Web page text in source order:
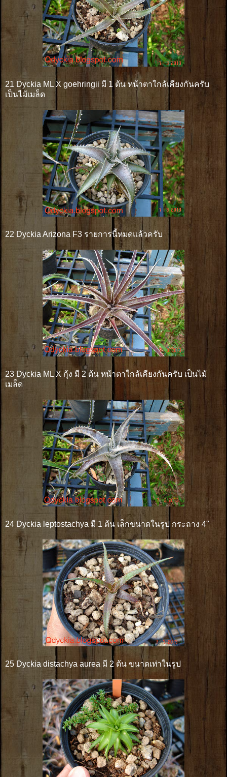
21 Dyckia ML X goehringii มี 1 ต้น หน้าตาใกล้เคียงกันครับ
เป็นไม้เมล็ด
22 Dyckia Arizona F3 รายการนี้หมดแล้วครับ
23 Dyckia ML X กุ้ง มี 2 ต้น หน้าตาใกล้เคียงกันครับ เป็นไม้
เมล็ด
24 Dyckia leptostachya มี 1 ต้น เล็กขนาดในรูป กระถาง 4"
25 Dyckia distachya aurea มี 2 ต้น ขนาดเท่าในรูป